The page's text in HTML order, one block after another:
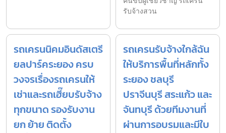
รับจ้างสวน
รถเครนนิคมอินดัสเตรี
ยลปาร์คระยอง ครบ
วงจรเรื่องรถเครนให้
เช่าและรถเฮี๊ยบรับจ้าง
ทุกขนาด รองรับงาน
ยก ย้าย ติดตั้ง
รถเครนรับจ้างใกล้ฉัน
ให้บริการพื้นที่หลักทั้ง
ระยอง ชลบุรี
ปราจีนบุรี สระแก้ว และ
จันทบุรี ด้วยทีมงานที่
ผ่านการอบรมและมีใบ